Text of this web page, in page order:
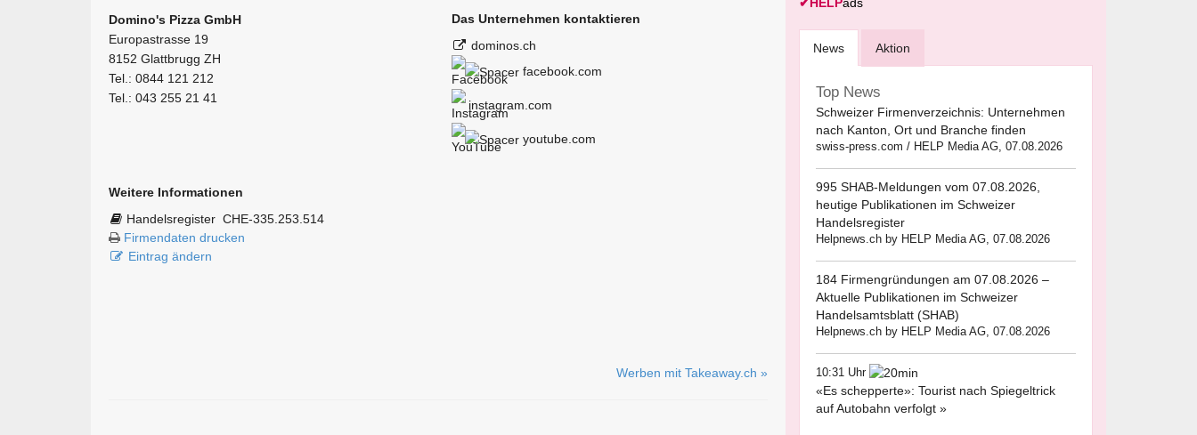
Domino's Pizza GmbH
Europastrasse 19
8152 Glattbrugg ZH
Tel.: 0844 121 212
Tel.: 043 255 21 41
Das Unternehmen kontaktieren
dominos.ch
facebook.com
instagram.com
youtube.com
Weitere Informationen
Handelsregister CHE-335.253.514
Firmendaten drucken
Eintrag ändern
Werben mit Takeaway.ch »
News Aktion
Top News
Schweizer Firmenverzeichnis: Unternehmen
nach Kanton, Ort und Branche finden
swiss-press.com / HELP Media AG, 07.08.2026
995 SHAB-Meldungen vom 07.08.2026,
heutige Publikationen im Schweizer
Handelsregister
Helpnews.ch by HELP Media AG, 07.08.2026
184 Firmengründungen am 07.08.2026 –
Aktuelle Publikationen im Schweizer
Handelsamtsblatt (SHAB)
Helpnews.ch by HELP Media AG, 07.08.2026
10:31 Uhr
«Es schepperte»: Tourist nach Spiegeltrick
auf Autobahn verfolgt »